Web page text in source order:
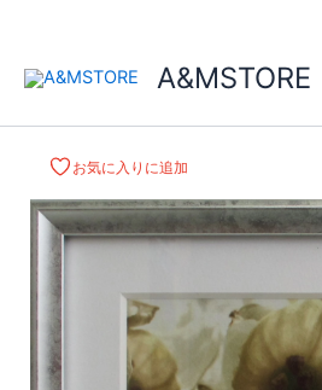
A&MSTORE
お気に入りに追加